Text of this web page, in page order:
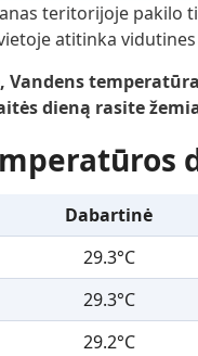
teritorijoje pakilo
atitinka
Vandens
dieną rasite
Dabartinė
29.3°C
29.3°C
29.2°C